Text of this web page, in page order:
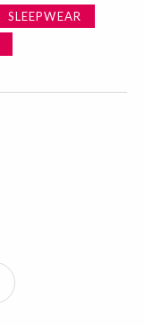
SLEEPWEAR